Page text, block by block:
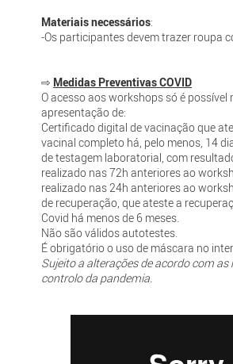
Materiais necessários:
-Os participantes devem trazer roupa
⇨ Medidas Preventivas COVID
O acesso aos workshops só é possível
apresentação de:
Certificado digital de vacinação que
vacinal completo há, pelo menos, 14
de testagem laboratorial, com
realizado nas 72h anteriores ao
realizado nas 24h anteriores ao
de recuperação, que ateste a
Covid há menos de 6 meses.
Não são válidos autotestes.
É obrigatório o uso de máscara no
Sujeito a alterações de acordo com as
controlo da pandemia.